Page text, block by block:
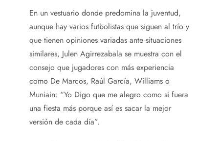
En un vestuario donde predomina la juventud,
aunque hay varios futbolistas que siguen al trío y
que tienen opiniones variadas ante situaciones
similares, Julen Agirrezabala se muestra con el
consejo que jugadores con más experiencia
como De Marcos, Raúl García, Williams o
Muniain: “Yo Digo que me alegro como si fuera
una fiesta más porque así es sacar la mejor
versión de cada día”.